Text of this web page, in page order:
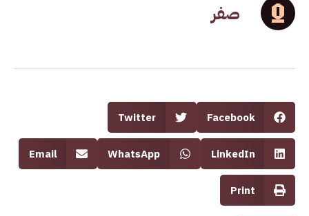
صفر
Facebook
Twitter
LinkedIn
WhatsApp
Email
Print